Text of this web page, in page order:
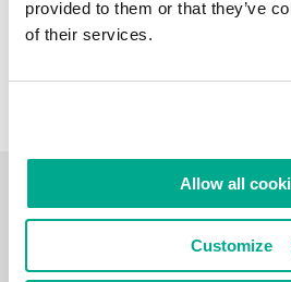
provided to them or that they’ve
of their services.
Allow all
Customize
VIDEO